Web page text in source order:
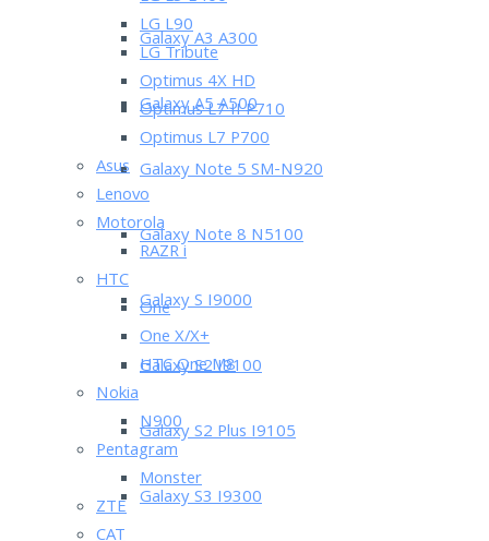
Galaxy A3 A300
Galaxy A5 A500
Galaxy Note 5 SM-N920
Galaxy Note 8 N5100
Galaxy S I9000
Galaxy S2 I9100
Galaxy S2 Plus I9105
Galaxy S3 I9300
LG L90
LG Tribute
Optimus 4X HD
Optimus L7 II P710
Optimus L7 P700
Asus
Lenovo
Motorola
RAZR i
HTC
One
One X/X+
HTC One M8
Nokia
N900
Pentagram
Monster
ZTE